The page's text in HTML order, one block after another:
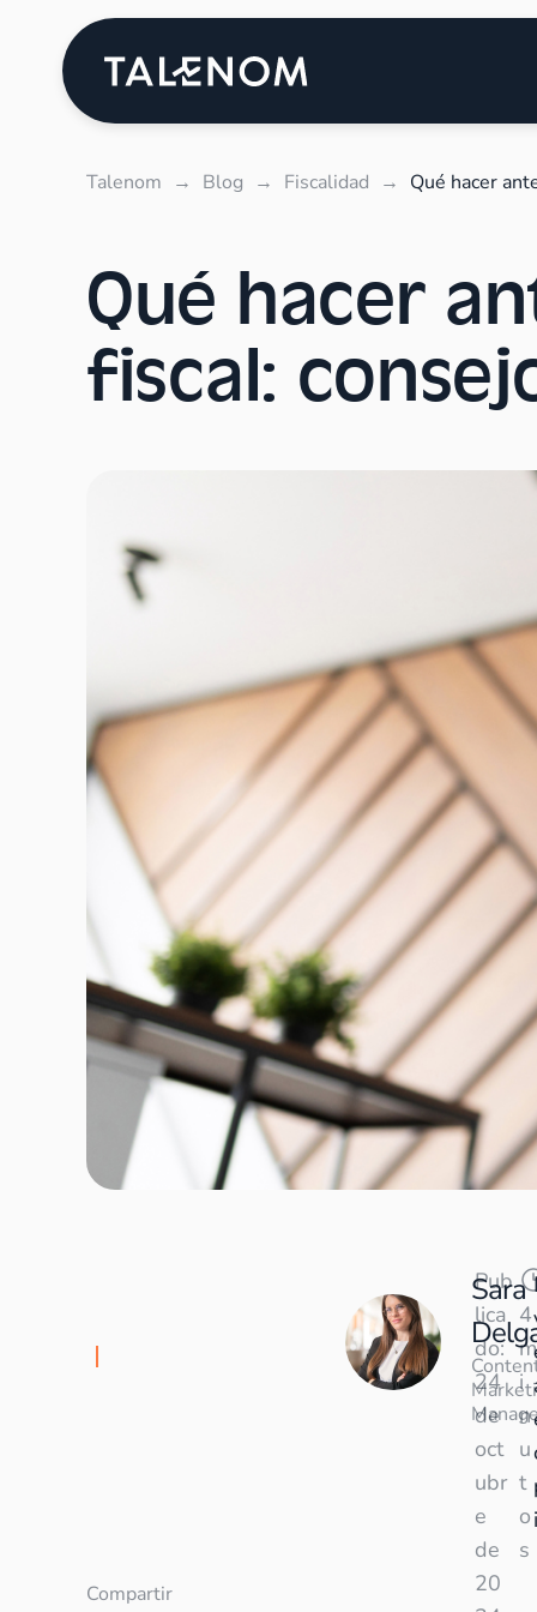
Talenom → Blog → Fiscalidad → Qué hacer
Qué hacer
fiscal:
Compartir
Sara
Pub
lica
do:
24
de
oct
ubr
e
de
20
4
m
i
n
u
t
o
s